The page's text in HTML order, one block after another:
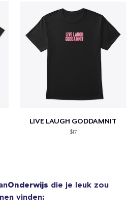
LIVE LAUGH GODDAMNIT
$17
Onderwijs die je leuk zou
vinden: